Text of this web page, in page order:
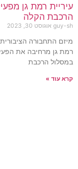
עיריית רמת גן
הרכבת הקלה
guy-sh אוגוסט 30, 2023
מיזם התחבורה
רמת גן מרחיבה את
במסלול הרכבת
קרא עוד »